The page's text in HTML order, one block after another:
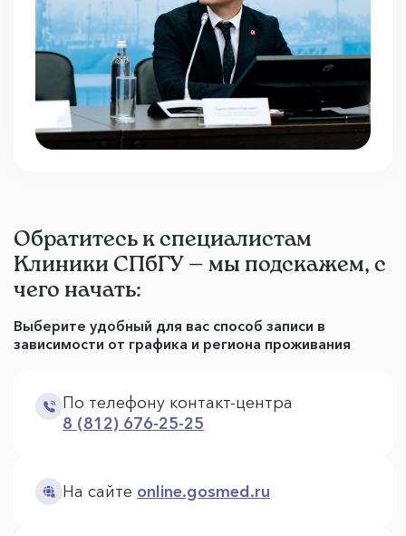
Обратитесь к специалистам
Клиники СПбГУ — мы подскажем, с
чего начать:
Выберите удобный для вас способ записи в
зависимости от графика и региона проживания
По телефону контакт-центра
8 (812) 676-25-25
На сайте online.gosmed.ru